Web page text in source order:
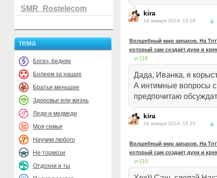
SMR_Rostelecom
тема
Богач, бедняк
Болеем за наших
Братья меньшие
Здоровье или жизнь
Леди и медведи
Моя семья
Научим любого
Не тормози
Отдохни и ты
kira
16 января 2014, 15:26
Волшебный мир запахов. На
который сам создаёт духи и
218
Дада, Иванка, я
А интимные вопросы
предпочитаю
kira
16 января 2014, 15:25
Волшебный мир запахов. На
который сам создаёт духи и
218